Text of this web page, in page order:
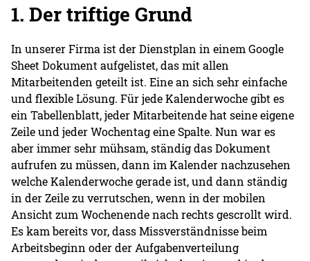
1. Der triftige Grund
In unserer Firma ist der Dienstplan in einem Google
Sheet Dokument aufgelistet, das mit allen
Mitarbeitenden geteilt ist. Eine an sich sehr einfache
und flexible Lösung. Für jede Kalenderwoche gibt es
ein Tabellenblatt, jeder Mitarbeitende hat seine eigene
Zeile und jeder Wochentag eine Spalte. Nun war es
aber immer sehr mühsam, ständig das Dokument
aufrufen zu müssen, dann im Kalender nachzusehen
welche Kalenderwoche gerade ist, und dann ständig
in der Zeile zu verrutschen, wenn in der mobilen
Ansicht zum Wochenende nach rechts gescrollt wird.
Es kam bereits vor, dass Missverständnisse beim
Arbeitsbeginn oder der Aufgabenverteilung